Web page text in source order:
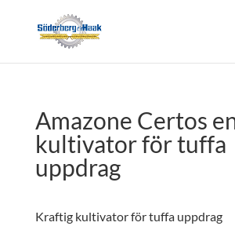
Amazone Certos
kultivator för tuffa
uppdrag
Kraftig kultivator för tuffa uppdrag